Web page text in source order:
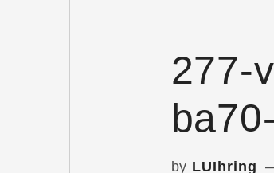
277-
by LUIhring